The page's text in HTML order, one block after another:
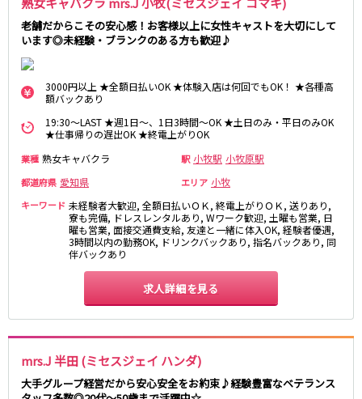
老舗だからこその安心感！お客様以上に女性キャストを大切にして
います◎未経験・ブランクのある方も歓迎♪
3000円以上 ★全額日払いOK ★体験入店は何回でもOK！ ★各種高
額バックあり
19:30～LAST ★週1日～、1日3時間～OK ★土日のみ・平日のみOK
★仕事帰りの遅出OK ★終電上がりOK
業種 熟女キャバクラ 駅 小牧駅 小牧原駅
都道府県 愛知県 エリア 小牧
キーワード 未経験者大歓迎, 全額日払いＯＫ, 終電上がりＯＫ, 送りあり,
寮も完備, ドレスレンタルあり, Wワーク歓迎, 土曜も営業, 日
曜も営業, 面接交通費支給, 友達と一緒に体入OK, 経験者優遇,
3時間以内の勤務OK, ドリンクバックあり, 指名バックあり, 同
伴バックあり
求人詳細を見る
mrs.J 半田 (ミセスジェイ ハンダ)
大手グループ経営だから安心安全をお約束♪経験豊富なベテランス